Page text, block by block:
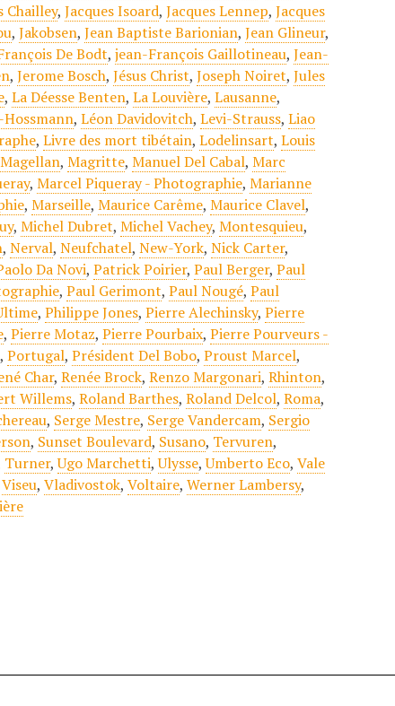
Chailley,Jacques Isoard,Jacques Lennep,Jacques
,Jakobsen,Jean Baptiste Barionian,Jean Glineur,
De Bodt,jean-François Gaillotineau,Jean-
,Jerome Bosch,Jésus Christ,Joseph Noiret,Jules
,La Déesse Benten,La Louvière,Lausanne,
Hossmann,Léon Davidovitch,Levi-Strauss,Liao
,Livre des mort tibétain,Lodelinsart,Louis
Magellan,Magritte,Manuel Del Cabal,Marc
,Marcel Piqueray - Photographie,Marianne
,Marseille,Maurice Carême,Maurice Clavel,
,Michel Dubret,Michel Vachey,Montesquieu,
,Nerval,Neufchatel,New-York,Nick Carter,
Da Novi,Patrick Poirier,Paul Berger,Paul
,Paul Gerimont,Paul Nougé,Paul
,Philippe Jones,Pierre Alechinsky,Pierre
,Pierre Motaz,Pierre Pourbaix,Pierre Pourveurs -
,Portugal,Président Del Bobo,Proust Marcel,
Char,Renée Brock,Renzo Margonari,Rhinton,
Willems,Roland Barthes,Roland Delcol,Roma,
, Serge Mestre, Serge Vandercam, Sergio
, Sunset Boulevard, Susano, Tervuren,
Turner,Ugo Marchetti,Ulysse,Umberto Eco,Vale
Viseu,Vladivostok,Voltaire,Werner Lambersy,